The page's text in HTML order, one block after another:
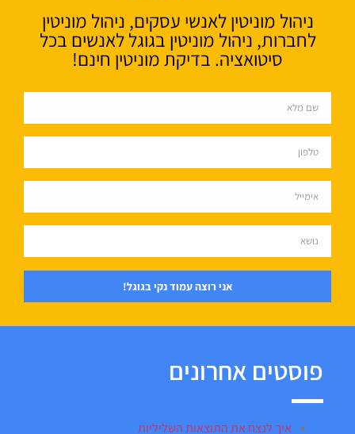
ניהול מוניטין לאנשי עסקים, ניהול מוניטין
לחברות, ניהול מוניטין בגוגל לאנשים בכל
סיטואציה. בדיקת מוניטין חינם!
אני רוצה עמוד נקי בגוגל!
פוסטים אחרונים
איך לנצח את התוצאות השליליות